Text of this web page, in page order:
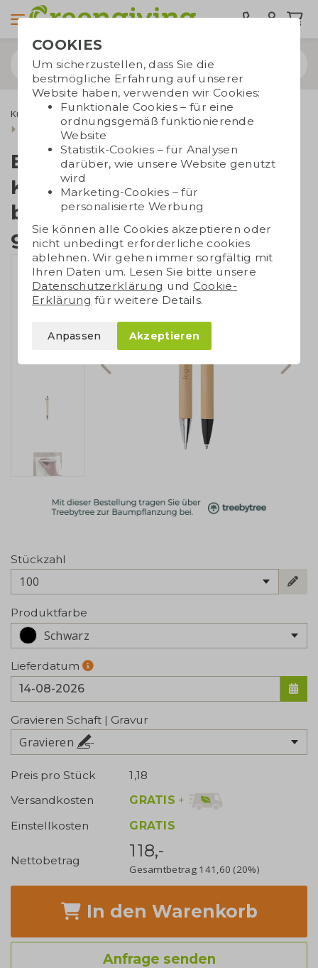
Kugelschreiber
Stifte gravieren
Bambus-Kugelschreiber blauschreibend | gravieren
Bambus-
Kugelschreiber
blauschreibend |
gravieren
Stückzahl
100
Produktfarbe
Schwarz
Lieferdatum
Gravieren Schaft | Gravur
Gravieren
Preis pro Stück
1,18
Versandkosten
GRATIS +
Einstellkosten
GRATIS
Nettobetrag 118,-
Gesamtbetrag 141,60 (20%)
In den Warenkorb
Anfrage senden
COOKIES
Um sicherzustellen, dass Sie die
bestmögliche Erfahrung auf unserer
Website haben, verwenden wir Cookies:
Funktionale Cookies – für eine
ordnungsgemäß funktionierende
Website
Statistik-Cookies – für Analysen
darüber, wie unsere Website genutzt
wird
Marketing-Cookies – für
personalisierte Werbung
Sie können alle Cookies akzeptieren oder
nicht unbedingt erforderliche cookies
ablehnen. Wir gehen immer sorgfältig mit
Ihren Daten um. Lesen Sie bitte unsere
Datenschutzerklärung und Cookie-
Erklärung für weitere Details.
Anpassen Akzeptieren